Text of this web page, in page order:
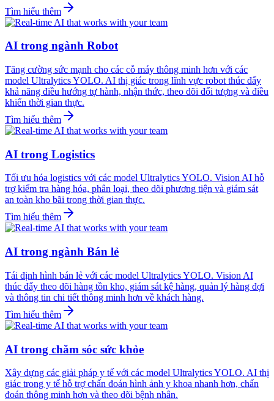
Tìm hiểu thêm
AI trong ngành Robot
Tăng cường sức mạnh cho các cỗ máy thông minh hơn với các
model Ultralytics YOLO. AI thị giác trong lĩnh vực robot thúc đẩy
khả năng điều hướng tự hành, nhận thức, theo dõi đối tượng và điều
khiển thời gian thực.
Tìm hiểu thêm
AI trong Logistics
Tối ưu hóa logistics với các model Ultralytics YOLO. Vision AI hỗ
trợ kiểm tra hàng hóa, phân loại, theo dõi phương tiện và giám sát
an toàn kho bãi trong thời gian thực.
Tìm hiểu thêm
AI trong ngành Bán lẻ
Tái định hình bán lẻ với các model Ultralytics YOLO. Vision AI
thúc đẩy theo dõi hàng tồn kho, giám sát kệ hàng, quản lý hàng đợi
và thông tin chi tiết thông minh hơn về khách hàng.
Tìm hiểu thêm
AI trong chăm sóc sức khỏe
Xây dựng các giải pháp y tế với các model Ultralytics YOLO. AI thị
giác trong y tế hỗ trợ chẩn đoán hình ảnh y khoa nhanh hơn, chẩn
đoán thông minh hơn và theo dõi bệnh nhân.